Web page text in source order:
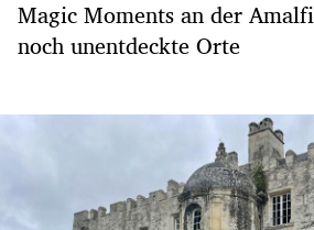
Magic Moments an der
noch unentdeckte Orte